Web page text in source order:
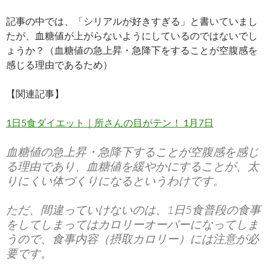
記事の中では、「シリアルが好きすぎる」と書いていまし
たが、血糖値が上がらないようにしているのではないでし
ょうか？（血糖値の急上昇・急降下をすることが空腹感を
感じる理由であるため）
【関連記事】
1日5食ダイエット｜所さんの目がテン！ 1月7日
血糖値の急上昇・急降下することが空腹感を感じ
る理由であり、血糖値を緩やかにすることが、太
りにくい体づくりになるというわけです。
ただ、間違っていけないのは、1日5食普段の食事
をしてしまってはカロリーオーバーになってしま
うので、食事内容（摂取カロリー）には注意が必
要です。